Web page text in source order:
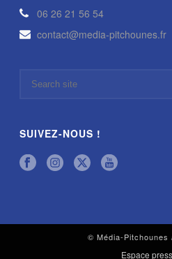
06 26 21 56 54
contact@media-pitchounes.fr
SUIVEZ-NOUS !
© Média-Pitchounes
Espace